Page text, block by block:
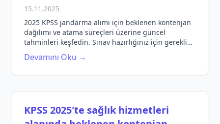
15.11.2025
2025 KPSS jandarma alımı için beklenen kontenjan
dağılımı ve atama süreçleri üzerine güncel
tahminleri keşfedin. Sınav hazırlığınız için gerekli
bilgileri edinin.
Devamını Oku →
KPSS 2025'te sağlık hizmetleri